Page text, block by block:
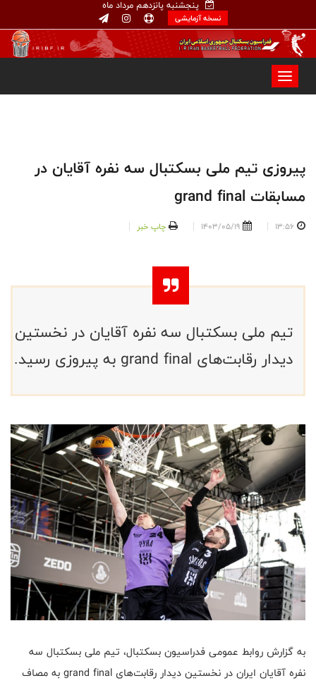
پنجشنبه پانزدهم مرداد ماه
نسخه آزمایشی
پیروزی تیم ملی بسکتبال سه نفره آقایان در
مسابقات grand final
13:56
1403/05/19 چاپ خبر
تیم ملی بسکتبال سه نفره آقایان در نخستین
دیدار رقابت‌های grand final به پیروزی رسید.
به گزارش روابط عمومی فدراسیون بسکتبال، تیم ملی بسکتبال سه
نفره آقایان ایران در نخستین دیدار رقابت‌های grand final به مصاف